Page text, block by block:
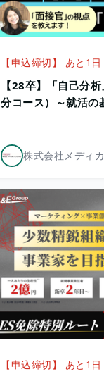
【申込締切】 あと1日
【28卒】「自己分
分コース）～就活の
株式会社メディ
【申込締切】 あと1日